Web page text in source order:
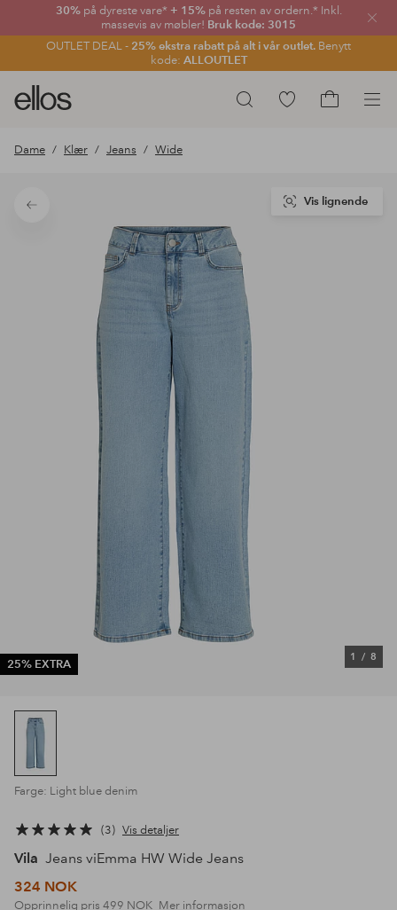
30% på dyreste vare* + 15%på resten av ordern.* Inkl.
massevis av møbler! Bruk kode: 3015
OUTLET DEAL - 25% ekstra rabatt på alt i vår outlet. Benytt
kode: ALLOUTLET
Lukk
Søk
Ellos
logo
gå
forsiden
Gå
Dame Klær Jeans Wide
Tilbake
25% EXTRA
1 / 8
Vis lignende
Farge: Light blue denim
3 Vis detaljer
Vila Jeans viEmma HW Wide Jeans
324 NOK
Opprinnelig pris 499 NOK Mer informasjon